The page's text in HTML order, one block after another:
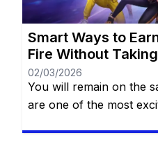
Smart Ways to
Fire Without
02/03/2026
You will remain on the
are one of the most